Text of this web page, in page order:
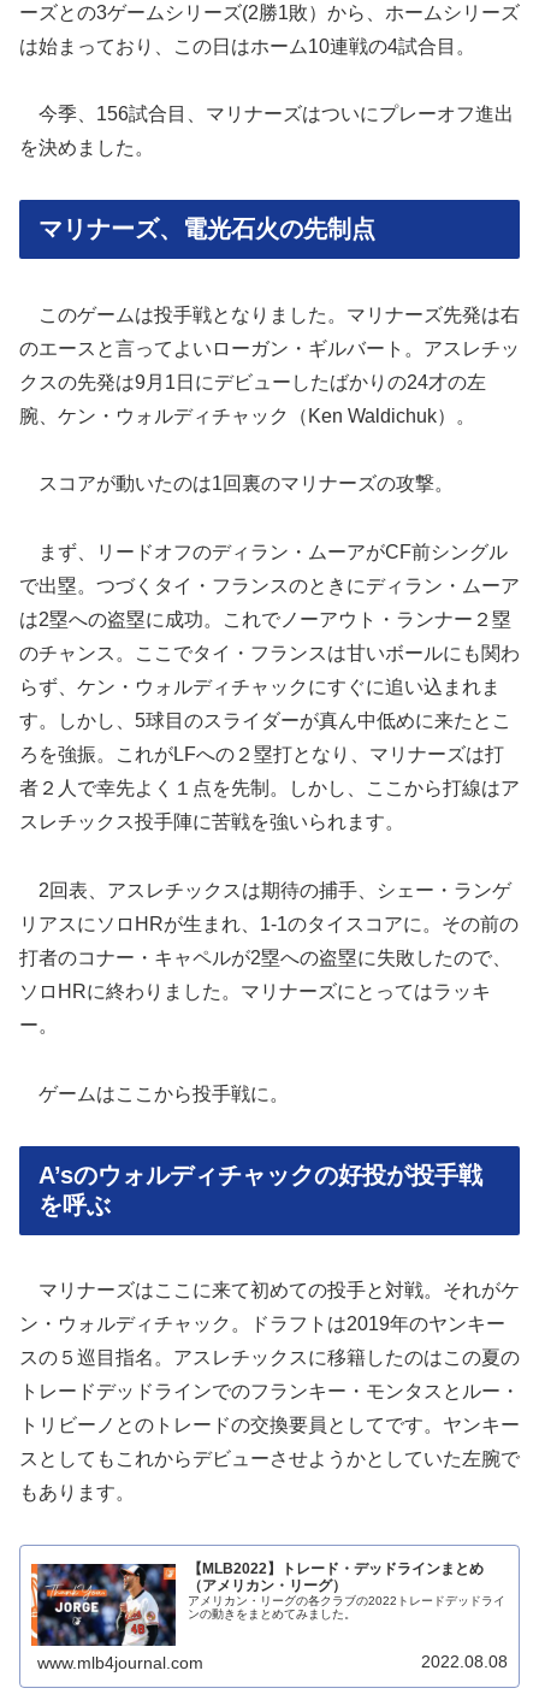
ーズとの3ゲームシリーズ(2勝1敗）から、ホームシリーズ
は始まっており、この日はホーム10連戦の4試合目。
今季、156試合目、マリナーズはついにプレーオフ進出
を決めました。
マリナーズ、電光石火の先制点
このゲームは投手戦となりました。マリナーズ先発は右
のエースと言ってよいローガン・ギルバート。アスレチッ
クスの先発は9月1日にデビューしたばかりの24才の左
腕、ケン・ウォルディチャック（Ken Waldichuk）。
スコアが動いたのは1回裏のマリナーズの攻撃。
まず、リードオフのディラン・ムーアがCF前シングル
で出塁。つづくタイ・フランスのときにディラン・ムーア
は2塁への盗塁に成功。これでノーアウト・ランナー２塁
のチャンス。ここでタイ・フランスは甘いボールにも関わ
らず、ケン・ウォルディチャックにすぐに追い込まれま
す。しかし、5球目のスライダーが真ん中低めに来たとこ
ろを強振。これがLFへの２塁打となり、マリナーズは打
者２人で幸先よく１点を先制。しかし、ここから打線はア
スレチックス投手陣に苦戦を強いられます。
2回表、アスレチックスは期待の捕手、シェー・ランゲ
リアスにソロHRが生まれ、1-1のタイスコアに。その前の
打者のコナー・キャペルが2塁への盗塁に失敗したので、
ソロHRに終わりました。マリナーズにとってはラッキ
ー。
ゲームはここから投手戦に。
A’sのウォルディチャックの好投が投手戦
を呼ぶ
マリナーズはここに来て初めての投手と対戦。それがケ
ン・ウォルディチャック。ドラフトは2019年のヤンキー
スの５巡目指名。アスレチックスに移籍したのはこの夏の
トレードデッドラインでのフランキー・モンタスとルー・
トリビーノとのトレードの交換要員としてです。ヤンキー
スとしてもこれからデビューさせようかとしていた左腕で
もあります。
【MLB2022】トレード・デッドラインまとめ
（アメリカン・リーグ）
アメリカン・リーグの各クラブの2022トレードデッドライ
ンの動きをまとめてみました。
www.mlb4journal.com 2022.08.08